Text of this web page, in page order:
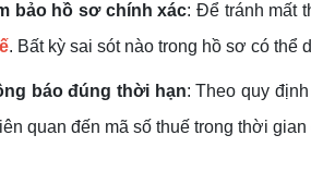
bảo hồ sơ chính xác: Để tránh mất
. Bất kỳ sai sót nào trong hồ sơ có thể
báo đúng thời hạn: Theo quy
quan đến mã số thuế trong thời gian